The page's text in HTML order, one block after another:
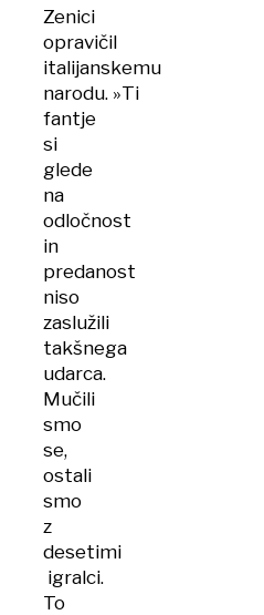
Zenici
opravičil
italijanskemu
narodu. »Ti
fantje
si
glede
na
odločnost
in
predanost
niso
zaslužili
takšnega
udarca.
Mučili
smo
se,
ostali
smo
z
desetimi
igralci.
To